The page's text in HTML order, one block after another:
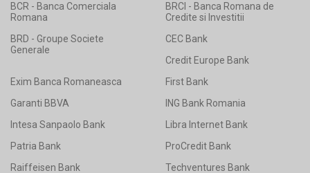
BCR - Banca Comerciala
Romana
BRCI - Banca Romana de
Credite si Investitii
BRD - Groupe Societe
Generale
CEC Bank
Credit Europe Bank
Exim Banca Romaneasca
First Bank
Garanti BBVA
ING Bank Romania
Intesa Sanpaolo Bank
Libra Internet Bank
Patria Bank
ProCredit Bank
Raiffeisen Bank
Techventures Bank